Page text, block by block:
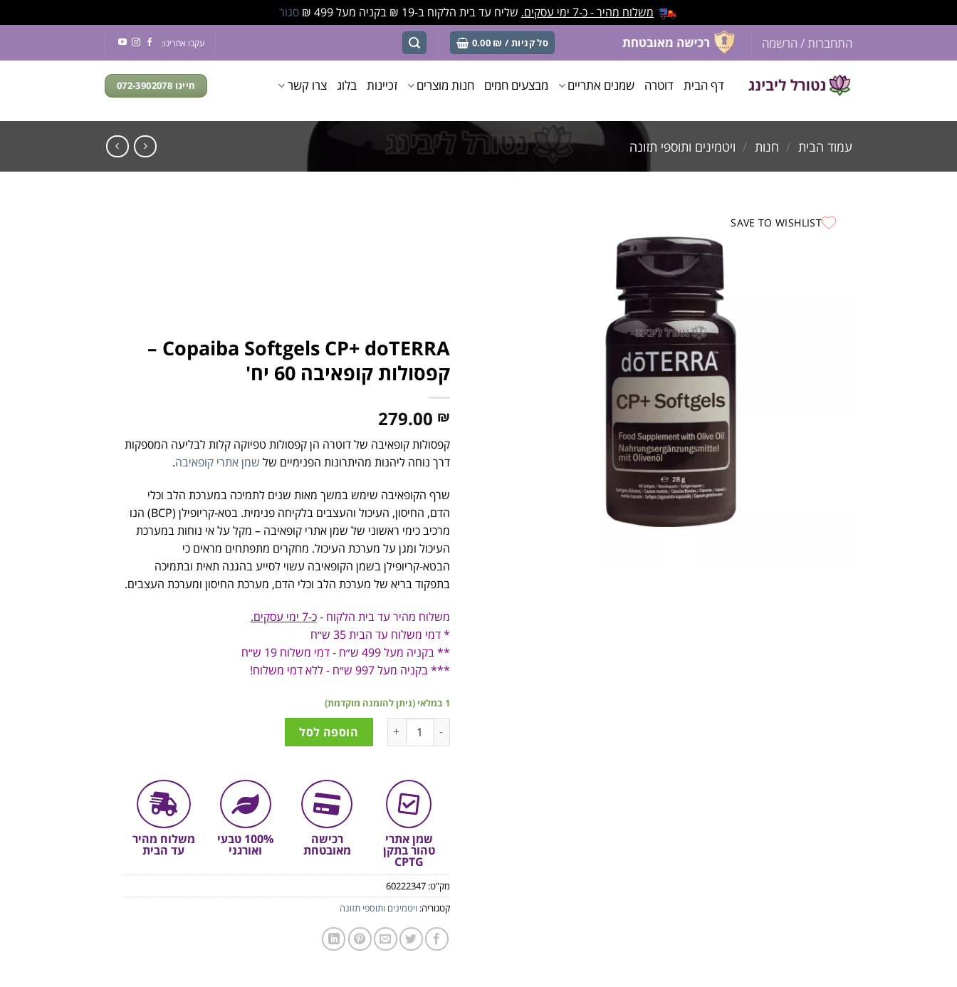
משלוח מהיר - כ-7 ימי עסקים. שליח עד בית הלקוח ב-19 ₪ בקניה מעל 499 ₪ סגור
התחברות / הרשמה סל קניות / 0.00 ₪ עקבו אחרינו:
דף הבית דוטרה שמנים אתריים מבצעים חמים חנות מוצרים זכיינות בלוג צרו קשר חייגו 072-3902078
עמוד הבית / חנות / ויטמינים ותוספי תזונה
SAVE TO WISHLIST
Copaiba Softgels CP+ doTERRA –
קפסולות קופאיבה 60 יח'
279.00 ₪
קפסולות קופאיבה של דוטרה הן קפסולות טפיוקה קלות לבליעה המספקות
דרך נוחה ליהנות מהיתרונות הפנימיים של שמן אתרי קופאיבה.
שרף הקופאיבה שימש במשך מאות שנים לתמיכה במערכת הלב וכלי
הדם, החיסון, העיכול והעצבים בלקיחה פנימית. בטא-קריופילן (BCP) הנו
מרכיב כימי ראשוני של שמן אתרי קופאיבה – מקל על אי נוחות במערכת
העיכול ומגן על מערכת העיכול. מחקרים מתפתחים מראים כי
הבטא-קריופילן בשמן הקופאיבה עשוי לסייע בהגנה תאית ובתמיכה
בתפקוד בריא של מערכת הלב וכלי הדם, מערכת החיסון ומערכת העצבים.
משלוח מהיר עד בית הלקוח -כ-7 ימי עסקים.
* דמי משלוח עד הבית 35 ש״ח
** בקניה מעל 499 ש״ח - דמי משלוח 19 ש״ח
*** בקניה מעל 997 ש״ח - ללא דמי משלוח!
1 במלאי (ניתן להזמנה מוקדמת)
הוספה לסל
שמן אתרי
טהור בתקן
CPTG
רכישה
מאובטחת
100% טבעי
ואורגני
משלוח מהיר
עד הבית
מק"ט:60222347
קטגוריה: ויטמינים ותוספי תזונה